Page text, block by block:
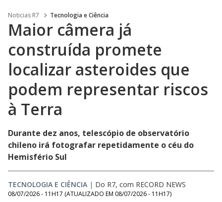
Noticias R7 Tecnologia e Ciência
Maior câmera já
construída promete
localizar asteroides que
podem representar riscos
à Terra
Durante dez anos, telescópio de observatório
chileno irá fotografar repetidamente o céu do
Hemisfério Sul
TECNOLOGIA E CIÊNCIA | Do R7, com RECORD NEWS
08/07/2026 - 11H17 (ATUALIZADO EM 08/07/2026 - 11H17)